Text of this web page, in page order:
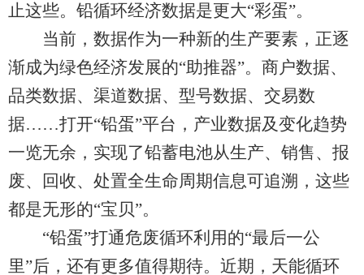
止这些。铅循环经济数据是更大“彩蛋”。
当前，数据作为一种新的生产要素，正逐
渐成为绿色经济发展的“助推器”。商户数据、
品类数据、渠道数据、型号数据、交易数
据……打开“铅蛋”平台，产业数据及变化趋势
一览无余，实现了铅蓄电池从生产、销售、报
废、回收、处置全生命周期信息可追溯，这些
都是无形的“宝贝”。
“铅蛋”打通危废循环利用的“最后一公
里”后，还有更多值得期待。近期，天能循环